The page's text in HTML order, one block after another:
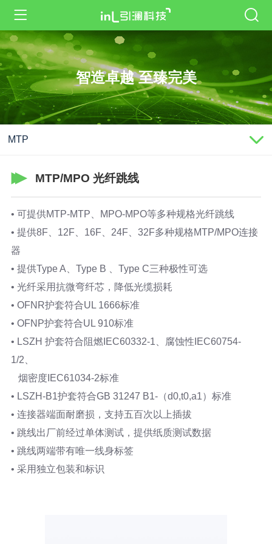
智造卓越 至臻完美
MTP
MTP/MPO 光纤跳线
• 可提供MTP-MTP、MPO-MPO等多种规格光纤跳线
• 提供8F、12F、16F、24F、32F多种规格MTP/MPO连接
器
• 提供Type A、Type B 、Type C三种极性可选
• 光纤采用抗微弯纤芯，降低光缆损耗
• OFNR护套符合UL 1666标准
• OFNP护套符合UL 910标准
• LSZH 护套符合阻燃IEC60332-1、腐蚀性IEC60754-
1/2、
烟密度IEC61034-2标准
• LSZH-B1护套符合GB 31247 B1-（d0,t0,a1）标准
• 连接器端面耐磨损，支持五百次以上插拔
• 跳线出厂前经过单体测试，提供纸质测试数据
• 跳线两端带有唯一线身标签
• 采用独立包装和标识